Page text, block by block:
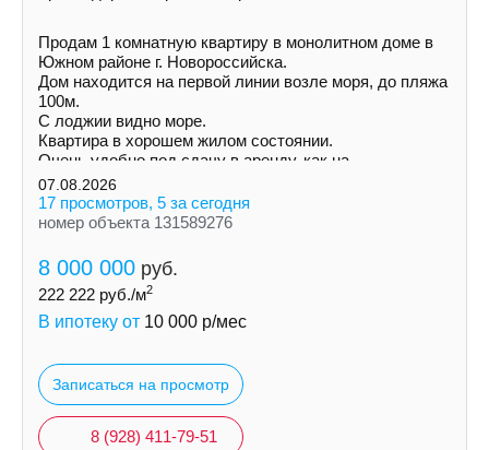
Продам 1 комнатную квартиру в монолитном доме в
Южном районе г. Новороссийска.
Дом находится на первой линии возле моря, до пляжа
100м.
С лоджии видно море.
Квартира в хорошем жилом состоянии.
Очень удобно под сдачу в аренду, как на
долгосрочную так и посуточно.
07.08.2026
17 просмотров, 5 за сегодня
номер объекта 131589276
8 000 000 руб.
222 222 руб./м2
В ипотеку от 10 000 р/мес
Записаться на просмотр
8 (928) 411-79-51